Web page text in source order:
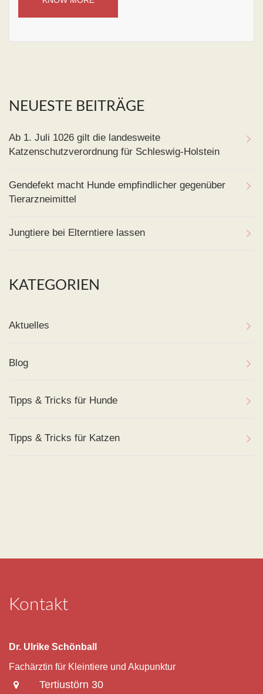
NEUESTE BEITRÄGE
Ab 1. Juli 1026 gilt die landesweite
Katzenschutzverordnung für Schleswig-Holstein
Gendefekt macht Hunde empfindlicher gegenüber
Tierarzneimittel
Jungtiere bei Elterntiere lassen
KATEGORIEN
Aktuelles
Blog
Tipps & Tricks für Hunde
Tipps & Tricks für Katzen
Kontakt
Dr. Ulrike Schönball
Fachärztin für Kleintiere und Akupunktur
Tertiustörn 30